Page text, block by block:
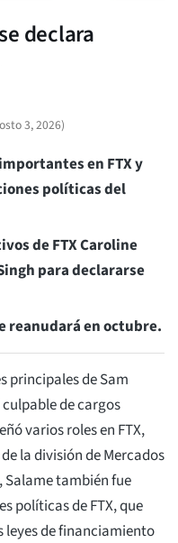
declara
3, 2026)
en FTXy
políticas del
de FTX Caroline
para declararse
reanudará en octubre.
principales de Sam
culpable de cargos
varios roles en FTX,
la división de Mercados
Salame también fue
políticas de FTX, que
leyes de financiamiento